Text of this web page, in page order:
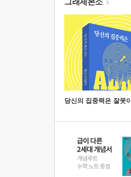
그래제본소
당신의 집중력은 잘못